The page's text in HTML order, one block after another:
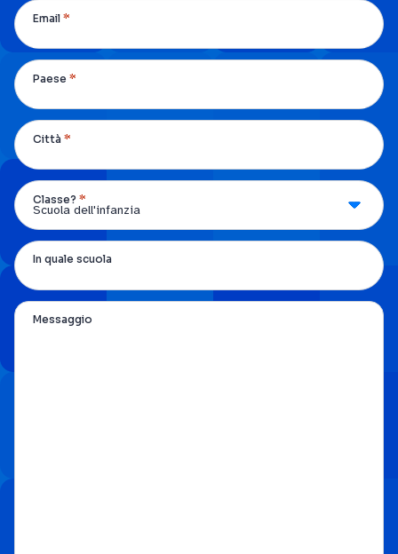
Email *
Paese *
Città *
Classe? *
In quale scuola
Messaggio